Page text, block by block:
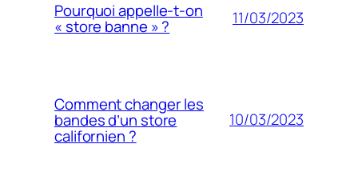
Pourquoi appelle-t-on
« store banne » ? 11/03/2023
Comment changer les
bandes d’un store
californien ?
10/03/2023